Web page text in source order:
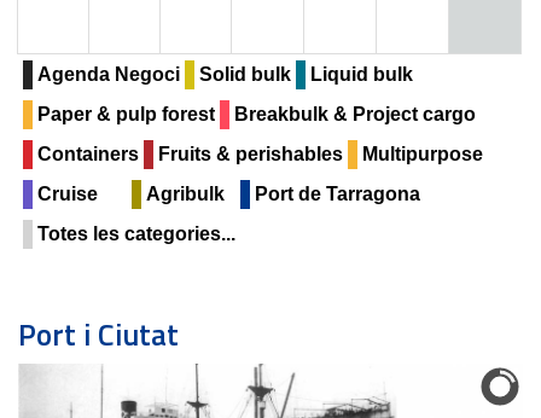
Agenda Negoci Solid bulk
Liquid bulk
Paper & pulp forest
Breakbulk & Project cargo
Containers
Fruits & perishables
Multipurpose
Cruise
Agribulk
Port de Tarragona
Totes les categories...
Port i Ciutat